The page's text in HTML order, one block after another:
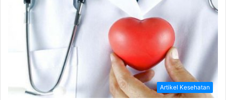
Artikel Kesehatan